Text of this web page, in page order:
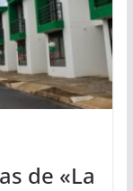
de «La